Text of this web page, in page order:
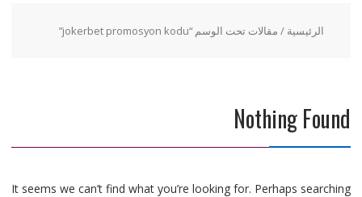
الرئيسية / مقالات تحت الوسم “jokerbet promosyon kodu”
Nothing Found
It seems we can’t find what you’re looking for. Perhaps searching